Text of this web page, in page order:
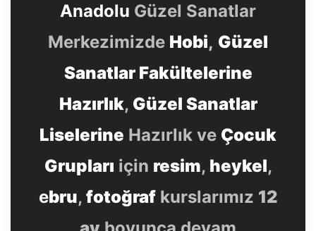
Anadolu Güzel Sanatlar
Merkezimizde Hobi, Güzel
Sanatlar Fakültelerine
Hazırlık, Güzel Sanatlar
Liselerine Hazırlık ve Çocuk
Grupları için resim, heykel,
ebru, fotoğrafkurslarımız 12